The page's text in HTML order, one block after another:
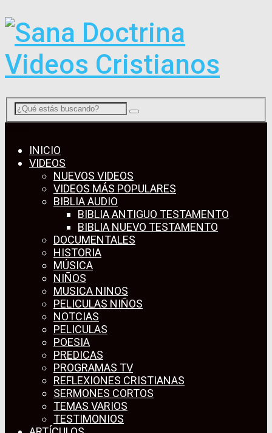
INICIO
VIDEOS
NUEVOS VIDEOS
VIDEOS MÁS POPULARES
BIBLIA AUDIO
BIBLIA ANTIGUO TESTAMENTO
BIBLIA NUEVO TESTAMENTO
DOCUMENTALES
HISTORIA
MÚSICA
NIÑOS
MUSICA NINOS
PELICULAS NIÑOS
NOTCIAS
PELICULAS
POESIA
PREDICAS
PROGRAMAS TV
REFLEXIONES CRISTIANAS
SERMONES CORTOS
TEMAS VARIOS
TESTIMONIOS